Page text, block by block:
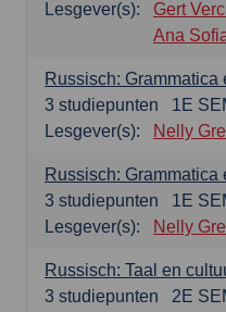
Lesgever(s):
Gert
Ana
Russisch: Grammatica
1E
3 studiepunten
Lesgever(s):
Nelly
Russisch: Grammatica
1E
3 studiepunten
Lesgever(s):
Nelly
Russisch: Taal en
2E
3 studiepunten